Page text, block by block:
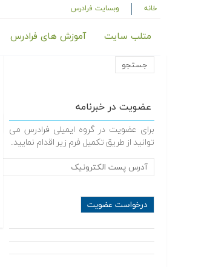
خانه وبسایت فرادرس
متلب سایت آموزش های فرادرس
عضویت در خبرنامه
برای عضویت در گروه ایمیلی فرادرس می
توانید از طریق تکمیل فرم زیر اقدام نمایید.